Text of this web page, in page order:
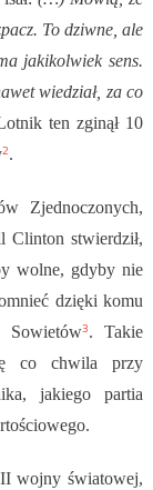
To dziwne, ale
jakikolwiek sens.
wiedział, za co
ten zginął 10
2.
Zjednoczonych,
Clinton stwierdził,
wolne, gdyby nie
dzięki komu
3. Takie
co chwila przy
jakiego partia
wojny światowej,